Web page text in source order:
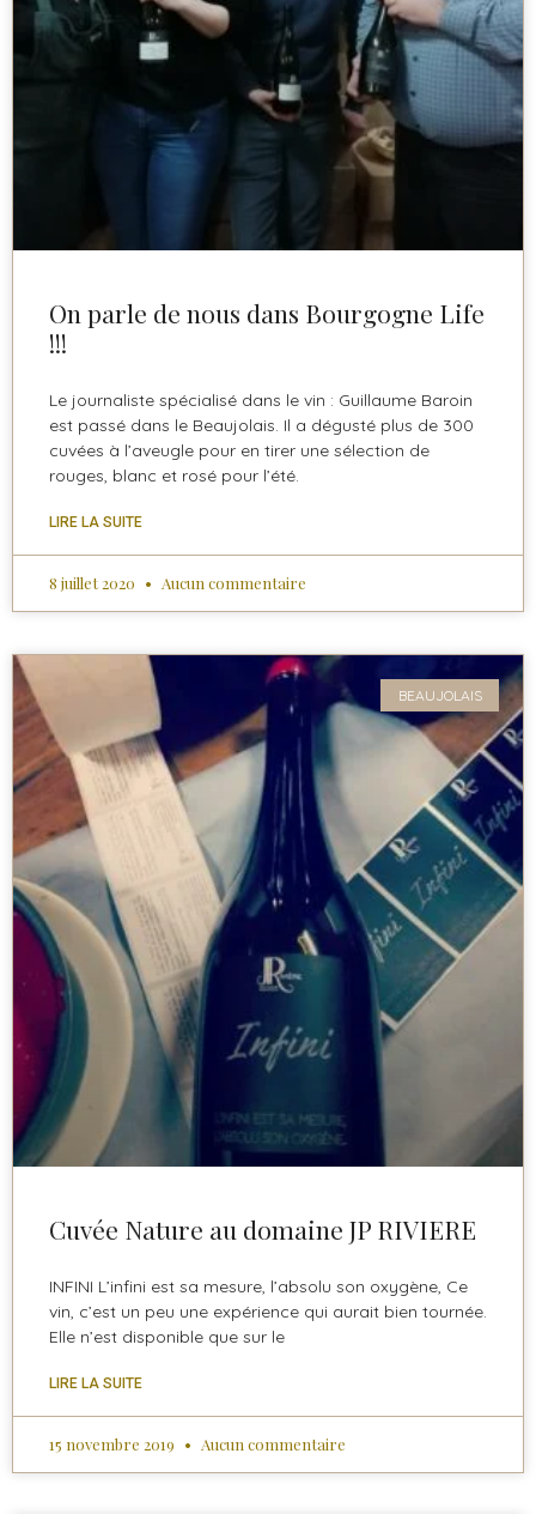
On parle de nous dans Bourgogne Life
!!!
Le journaliste spécialisé dans le vin : Guillaume Baroin
est passé dans le Beaujolais. Il a dégusté plus de 300
cuvées à l’aveugle pour en tirer une sélection de
rouges, blanc et rosé pour l’été.
LIRE LA SUITE
8 juillet 2020 Aucun commentaire
BEAUJOLAIS
Cuvée Nature au domaine JP RIVIERE
INFINI L’infini est sa mesure, l’absolu son oxygène, Ce
vin, c’est un peu une expérience qui aurait bien tournée.
Elle n’est disponible que sur le
LIRE LA SUITE
15 novembre 2019 Aucun commentaire